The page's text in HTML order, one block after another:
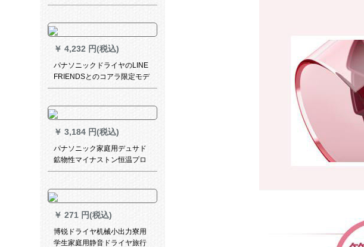
6231ドライヤのビッグサイズ
￥ 4,232 円(税込)
パナソニックドライヤのLINE
FRIENDSとのコアラ限定モデ
ルナ吹风筒1800 W EH-GN 3
￥ 3,184 円(税込)
パナソニック家庭用デュサド
鉱物性マイナストン恒温プロ
スタタ1700 W EH-WNE 6 Cマ
6 Aホワイト
￥ 271 円(税込)
博锐ドライヤ机械小出力寮用
学生家庭用静音ドライヤ旅行